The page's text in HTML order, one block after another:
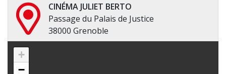
CINÉMA JULIET BERTO
Passage du Palais de Justice
38000 Grenoble
+
−